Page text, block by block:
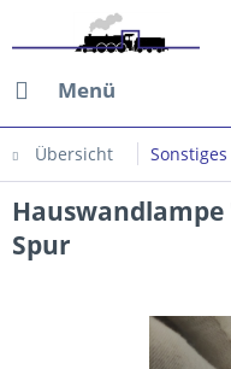
Menü
Übersicht Sonstiges
Spur